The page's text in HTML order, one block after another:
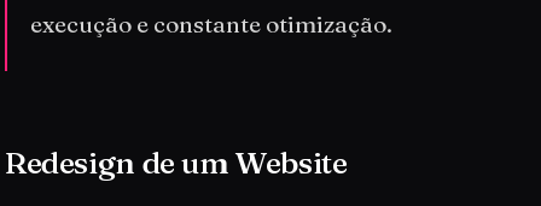
execução e constante otimização.
Redesign de um Website